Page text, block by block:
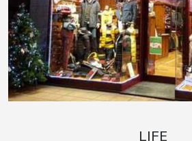
LIFE